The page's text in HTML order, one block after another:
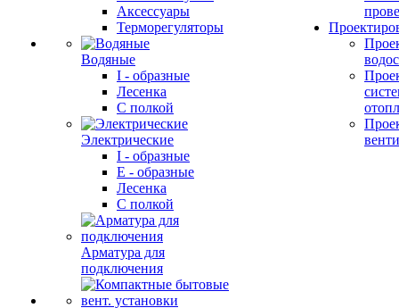
Аксессуары
Терморегуляторы
Водяные
I - образные
Лесенка
С полкой
Электрические
I - образные
E - образные
Лесенка
С полкой
Арматура для
подключения